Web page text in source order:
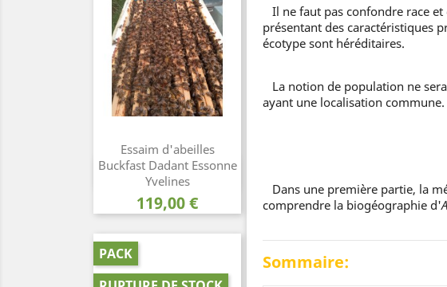
Il ne faut pas confondre race
présentant des caractéristiques
écotype sont héréditaires.
La notion de population ne
ayant une localisation
Dans une première partie, la
comprendre la biogéographie d'
Sommaire:
Essaim d'abeilles
Buckfast Dadant Essonne
Yvelines
Prix
119,00 €
Aperçu rapide
PACK